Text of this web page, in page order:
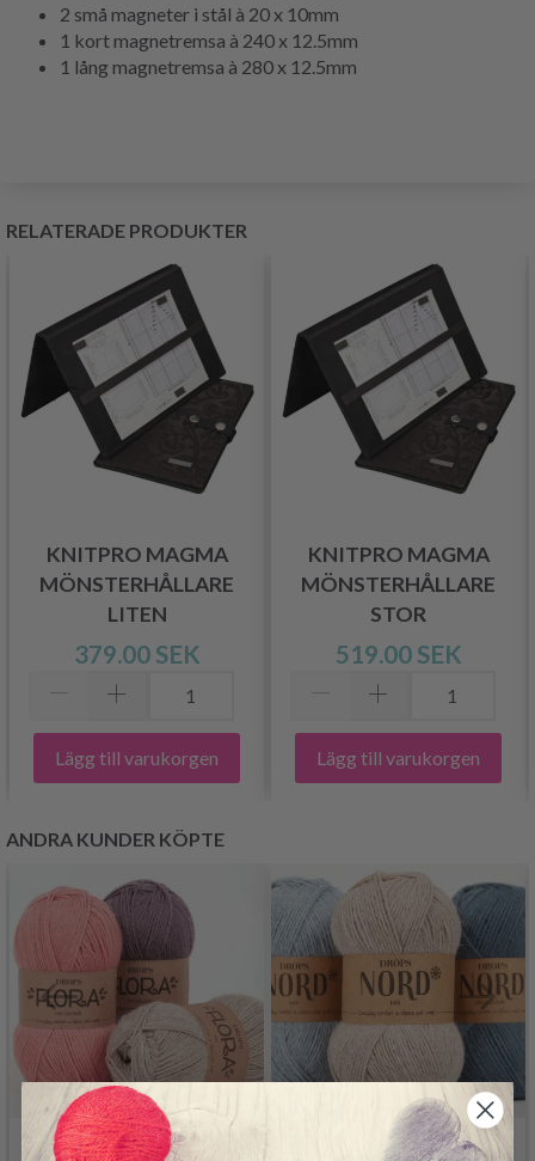
2 små magneter i stål à 20 x 10mm
1 kort magnetremsa à 240 x 12.5mm
1 lång magnetremsa à 280 x 12.5mm
RELATERADE PRODUKTER
KNITPRO MAGMA
MÖNSTERHÅLLARE
LITEN
379.00 SEK
Lägg till varukorgen
KNITPRO MAGMA
MÖNSTERHÅLLARE
STOR
519.00 SEK
Lägg till varukorgen
ANDRA KUNDER KÖPTE